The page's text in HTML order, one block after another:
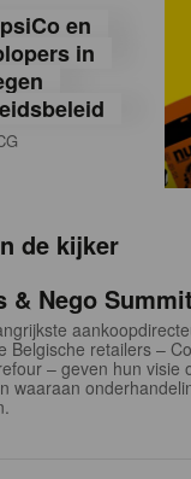
en
in
de kijker
& Nego
Belgische retailers –
– geven hun visie
waaraan